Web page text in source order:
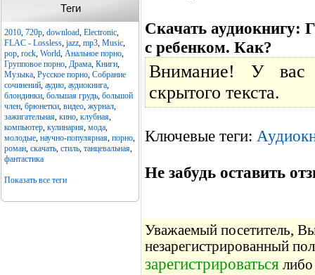
Теги
2010, 720p, download, Electronic,
FLAC - Lossless, jazz, mp3, Music,
pop, rock, World, Анальное порно,
Групповое порно, Драма, Книги,
Музыка, Русское порно, Собрание
сочинений, аудио, аудиокнига,
блондинки, большая грудь, большой
член, брюнетки, видео, журнал,
зажигательная, кино, клубная,
компьютер, кулинария, мода,
молодые, научно-популярная, порно,
роман, скачать, стиль, танцевальная,
фантастика
Показать все теги
Скачать аудиокнигу:
с ребенком. Как?
Внимание! У вас
скрытого текста.
Ключевые теги:
Не забудь оставить
Уважаемый посетитель,
незарегистрированный
зарегистрироваться